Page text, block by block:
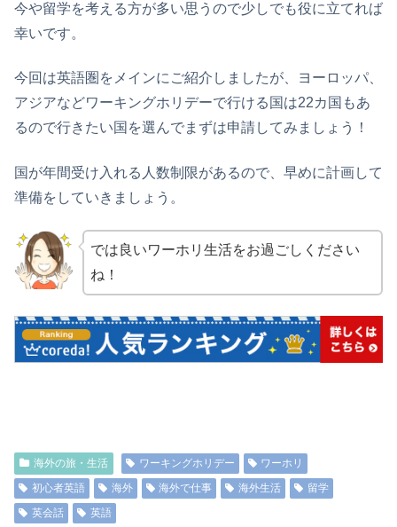
今や留学を考える方が多い思うので少しでも役に立てれば
幸いです。
今回は英語圏をメインにご紹介しましたが、ヨーロッパ、
アジアなどワーキングホリデーで行ける国は22カ国もあ
るので行きたい国を選んでまずは申請してみましょう！
国が年間受け入れる人数制限があるので、早めに計画して
準備をしていきましょう。
では良いワーホリ生活をお過ごしください
ね！
海外の旅・生活 ワーキングホリデー
ワーホリ
初心者英語
海外 海外で仕事 海外生活
留学
英会話
英語